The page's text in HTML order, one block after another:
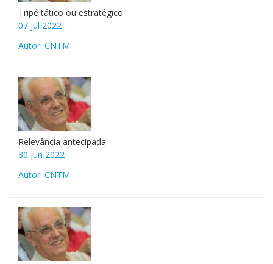
Tripé tático ou estratégico
07 jul 2022
Autor: CNTM
Relevância antecipada
30 jun 2022
Autor: CNTM